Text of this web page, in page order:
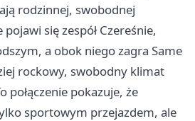
rodzinnej, swobodnej
się zespół Czereśnie,
a obok niego zagra Same
rockowy, swobodny klimat
połączenie pokazuje, że
sportowym przejazdem, ale